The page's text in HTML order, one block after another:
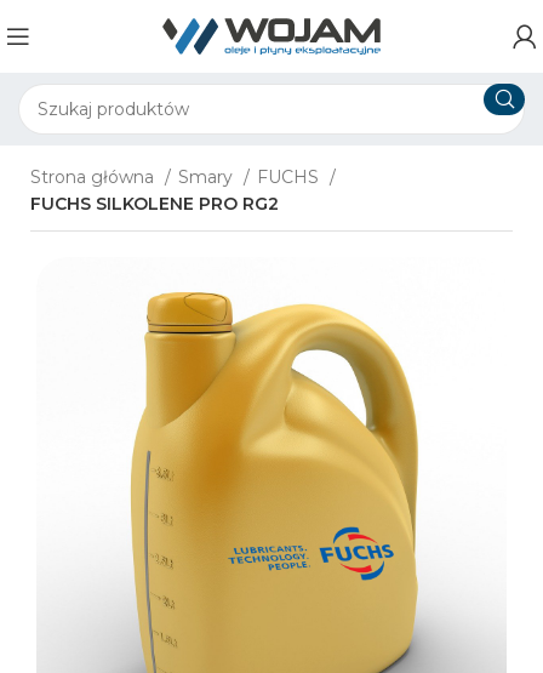
Strona główna Smary
FUCHS
FUCHS SILKOLENE PRO RG2